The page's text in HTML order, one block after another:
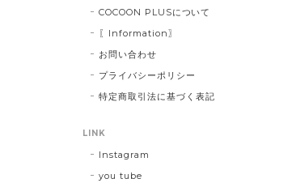
COCOON PLUSについて
〖Information〗
お問い合わせ
プライバシーポリシー
特定商取引法に基づく表記
LINK
Instagram
you tube